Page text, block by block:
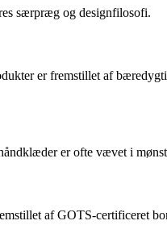
særpræg og designfilosofi.
er fremstillet af
er ofte vævet i
af GOTS-certificeret